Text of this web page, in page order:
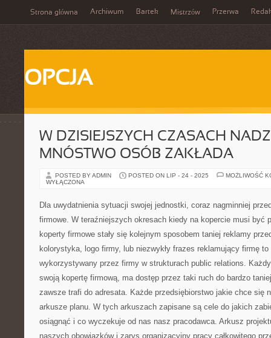
Strona główna Archiwum Bartek Mistrzów Przerwa
OPCJA
W DZISIEJSZYCH CZASACH
MNÓSTWO OSÓB ZAKŁADA
POSTED BY ADMIN POSTED ON LIP - 24 - 2025
MOŻLIWOŚĆ
WYŁĄCZONA
Dla uwydatnienia sytuacji swojej jednostki, coraz nagminniej
firmowe. W teraźniejszych okresach kiedy na kopercie musi być
koperty firmowe stały się kolejnym sposobem taniej reklamy
kolorystyka, logo firmy, lub niezwykły frazes reklamujący firmę
wykorzystywany przez firmy w strukturach public relations.
swoją kopertę firmową, ma dostęp przez taki ruch do bardzo
zawsze trafi do adresata. Każde przedsiębiorstwo jakie chce się
arkusze planu. W tych arkuszach zapisane są cele do jakich
osiągnąć i co wyczekuje od nas nasz pracodawca. Arkusz
naszych obowiązków i zarys organizacyjny pracy całkowitego